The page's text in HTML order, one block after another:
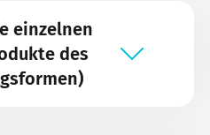
einzelnen
des